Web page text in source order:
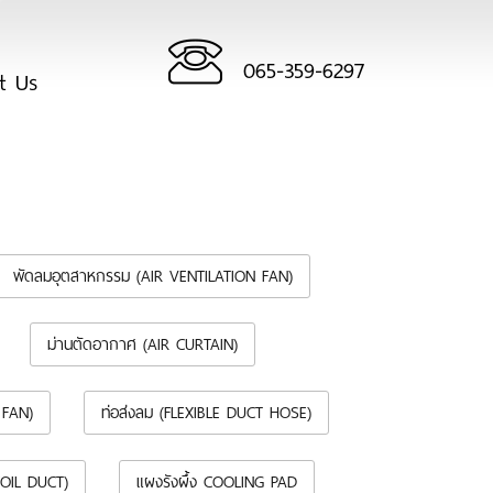
Us 065-359-6297
พัดลมอุตสาหกรรม (AIR VENTILATION FAN)
ม่านตัดอากาศ (AIR CURTAIN)
ท่อส่งลม (FLEXIBLE DUCT HOSE)
DUCT) แผงรังผึ้ง COOLING PAD